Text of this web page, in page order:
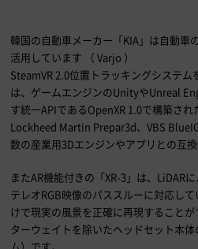
韓国の自動車メーカー「KIA」は自動車
活用しています （ Varjo ）
SteamVR 2.0位置トラッキングシステ
は、ゲームエンジンのUnityやUnreal
す統一APIであるOpenXR 1.0で構築され
Lockheed Martin Prepar3d、VBS
数の産業用3Dエンジンやアプリとの互換
またAR機能付きの「XR-3」は、LiDAR
テレオRGB映像のパススルーに対応し
けで現実の風景を正確に再現すること
ターウェイトを除いたヘッドセット本
ム）です。